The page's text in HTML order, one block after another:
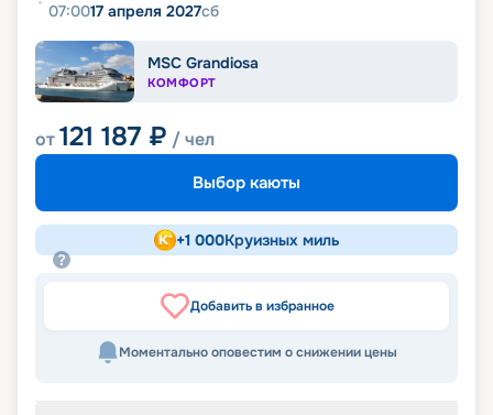
07:0017 апреля 2027сб
MSC Grandiosa
КОМФОРТ
от121 187 ₽ / чел
Выбор каюты
+1 000Круизных миль
Добавить в избранное
Моментально оповестим о снижении цены